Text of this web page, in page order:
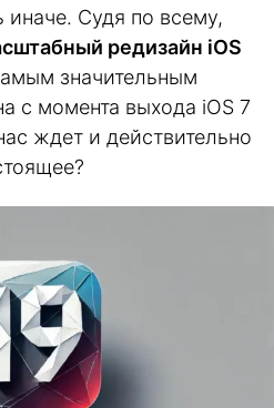
Судя по всему,
редизайн iOS
значительным
с момента выхода iOS 7
ждет и действительно